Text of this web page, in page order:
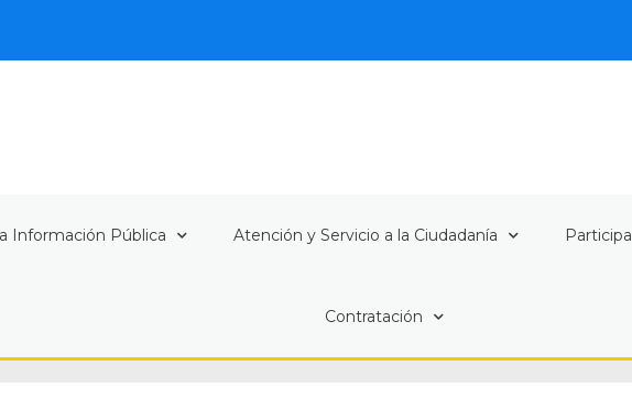
Información Pública Atención y Servicio a la Ciudadanía Participa
Contratación